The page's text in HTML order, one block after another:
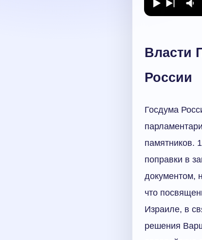
Власти
России
Госдума
памятников.
поправки в
документом,
что
Израиле, в
решения